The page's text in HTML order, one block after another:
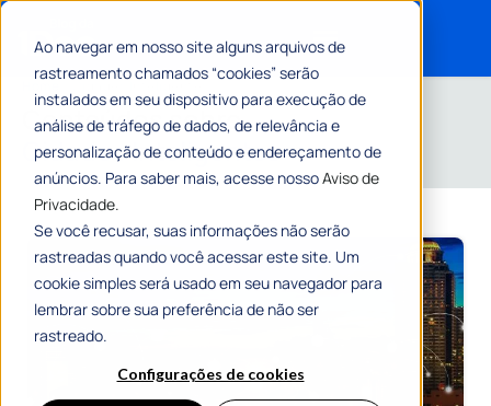
Ao navegar em nosso site alguns arquivos de
rastreamento chamados “cookies” serão
instalados em seu dispositivo para execução de
análise de tráfego de dados, de relevância e
personalização de conteúdo e endereçamento de
anúncios. Para saber mais, acesse nossoAviso de
Privacidade.
Se você recusar, suas informações não serão
rastreadas quando você acessar este site. Um
cookie simples será usado em seu navegador para
lembrar sobre sua preferência de não ser
rastreado.
Configurações de cookies
Home »Cidades Inteligentes
Conteúdos sobre
Cidades Inteligentes